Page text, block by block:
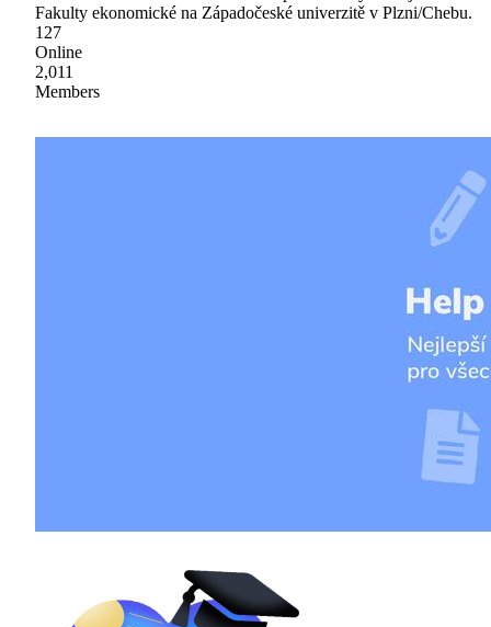
Fakulty ekonomické na Západočeské univerzitě v Plzni/Chebu.
127
Online
2,011
Members